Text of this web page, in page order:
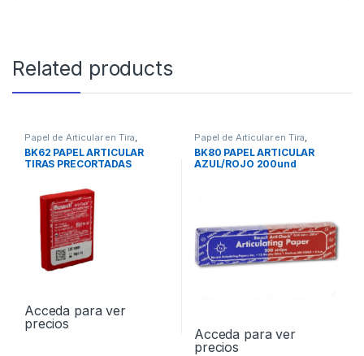
Related products
Papel de Articular en Tira
PROTESIS
BK62 PAPEL ARTICULAR
TIRAS PRECORTADAS
Acceda para ver
precios
Papel de Articular en Tira
PROTESIS
BK80 PAPEL ARTICULAR
AZUL/ROJO 200und
Acceda para ver
precios